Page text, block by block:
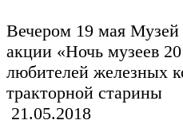
Вечером 19 мая Музей
акции «Ночь музеев
любителей железных
тракторной старины
21.05.2018